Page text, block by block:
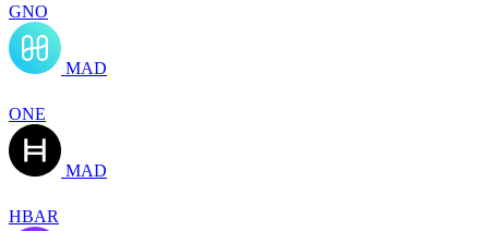
GNO
MAD
ONE
MAD
HBAR